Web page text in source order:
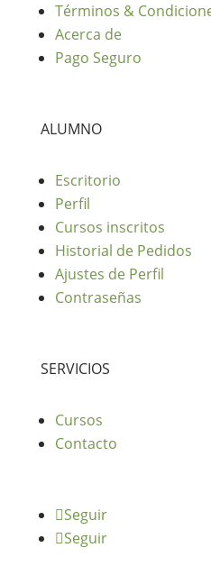
Términos &
Acerca de
Pago Seguro
ALUMNO
Escritorio
Perfil
Cursos inscritos
Historial de Pedidos
Ajustes de Perfil
Contraseñas
SERVICIOS
Cursos
Contacto
Seguir
Seguir